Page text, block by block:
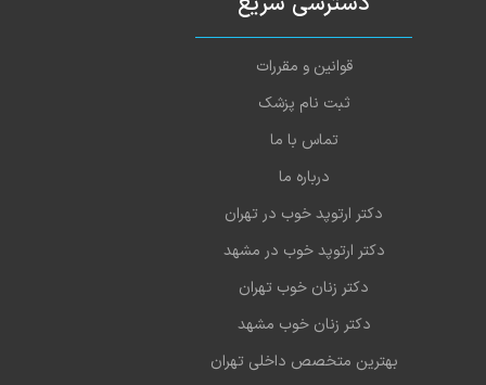
قوانین و مقررات
ثبت نام پزشک
تماس با ما
درباره ما
دکتر ارتوپد خوب در تهران
دکتر ارتوپد خوب در مشهد
دکتر زنان خوب تهران
دکتر زنان خوب مشهد
بهترین متخصص داخلی تهران